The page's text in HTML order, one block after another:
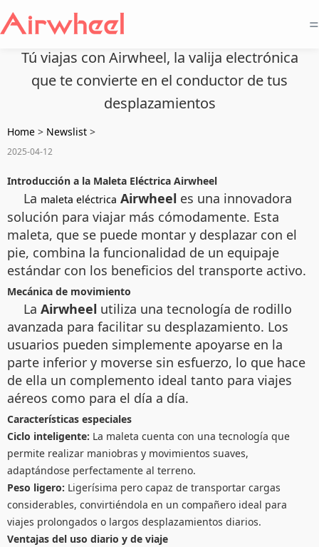
=
Tú viajas con Airwheel, la valija electrónica
que te convierte en el conductor de tus
desplazamientos
Home > Newslist >
2025-04-12
Introducción a la Maleta Eléctrica Airwheel
La maleta eléctrica Airwheel es una innovadora
solución para viajar más cómodamente. Esta
maleta, que se puede montar y desplazar con el
pie, combina la funcionalidad de un equipaje
estándar con los beneficios del transporte activo.
Mecánica de movimiento
La Airwheel utiliza una tecnología de rodillo
avanzada para facilitar su desplazamiento. Los
usuarios pueden simplemente apoyarse en la
parte inferior y moverse sin esfuerzo, lo que hace
de ella un complemento ideal tanto para viajes
aéreos como para el día a día.
Características especiales
Ciclo inteligente: La maleta cuenta con una tecnología que
permite realizar maniobras y movimientos suaves,
adaptándose perfectamente al terreno.
Peso ligero: Ligerísima pero capaz de transportar cargas
considerables, convirtiéndola en un compañero ideal para
viajes prolongados o largos desplazamientos diarios.
Ventajas del uso diario y de viaje